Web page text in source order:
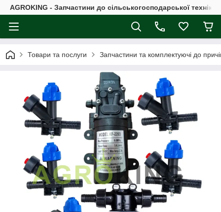
AGROKING - Запчастини до сільськогосподарської
Товари та послуги Запчастини та комплектуючі до